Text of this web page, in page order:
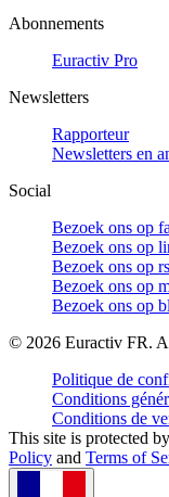
Abonnements
Euractiv Pro
Newsletters
Rapporteur
Newsletters en
Social
Bezoek ons op
Bezoek ons op
Bezoek ons op
Bezoek ons op
Bezoek ons op
© 2026 Euractiv FR.
Politique de
Conditions
Conditions de
This site is protected
Policy and Terms of